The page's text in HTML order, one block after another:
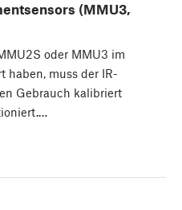
(MMU3,
oder MMU3 im
haben, muss der IR-
Gebrauch kalibriert